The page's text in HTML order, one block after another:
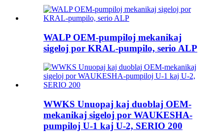
WALP OEM-pumpiloj mekanikaj
sigeloj por KRAL-pumpilo, serio ALP
WWKS Unuopaj kaj duoblaj OEM-
mekanikaj sigeloj por WAUKESHA-
pumpiloj U-1 kaj U-2, SERIO 200